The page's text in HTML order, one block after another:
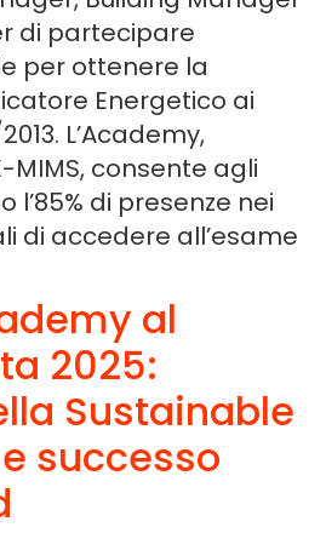
di partecipare
per ottenere la
Energetico ai
L’Academy,
consente agli
l’85% di presenze nei
di accedere all’esame
al
2025:
Sustainable
successo